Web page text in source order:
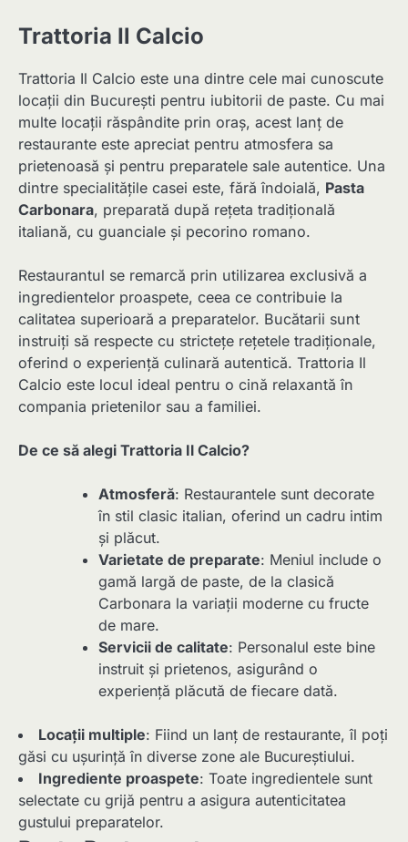
Trattoria Il Calcio
Trattoria Il Calcio este una dintre cele mai cunoscute
locații din București pentru iubitorii de paste. Cu mai
multe locații răspândite prin oraș, acest lanț de
restaurante este apreciat pentru atmosfera sa
prietenoasă și pentru preparatele sale autentice. Una
dintre specialitățile casei este, fără îndoială, Pasta
Carbonara, preparată după rețeta tradițională
italiană, cu guanciale și pecorino romano.
Restaurantul se remarcă prin utilizarea exclusivă a
ingredientelor proaspete, ceea ce contribuie la
calitatea superioară a preparatelor. Bucătarii sunt
instruiți să respecte cu strictețe rețetele tradiționale,
oferind o experiență culinară autentică. Trattoria Il
Calcio este locul ideal pentru o cină relaxantă în
compania prietenilor sau a familiei.
De ce să alegi Trattoria Il Calcio?
Atmosferă: Restaurantele sunt decorate
în stil clasic italian, oferind un cadru intim
și plăcut.
Varietate de preparate: Meniul include o
gamă largă de paste, de la clasică
Carbonara la variații moderne cu fructe
de mare.
Servicii de calitate: Personalul este bine
instruit și prietenos, asigurând o
experiență plăcută de fiecare dată.
Locații multiple: Fiind un lanț de restaurante, îl poți
găsi cu ușurință în diverse zone ale Bucureștiului.
Ingrediente proaspete: Toate ingredientele sunt
selectate cu grijă pentru a asigura autenticitatea
gustului preparatelor.